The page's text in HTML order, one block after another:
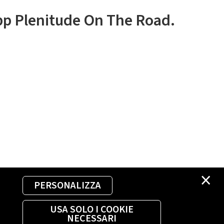
×
PERSONALIZZA
USA SOLO I COOKIE
NECESSARI
Plenitude On The Road.